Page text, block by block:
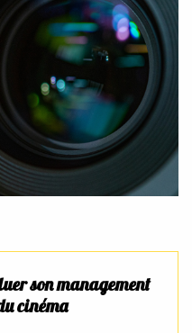
son management
cinéma